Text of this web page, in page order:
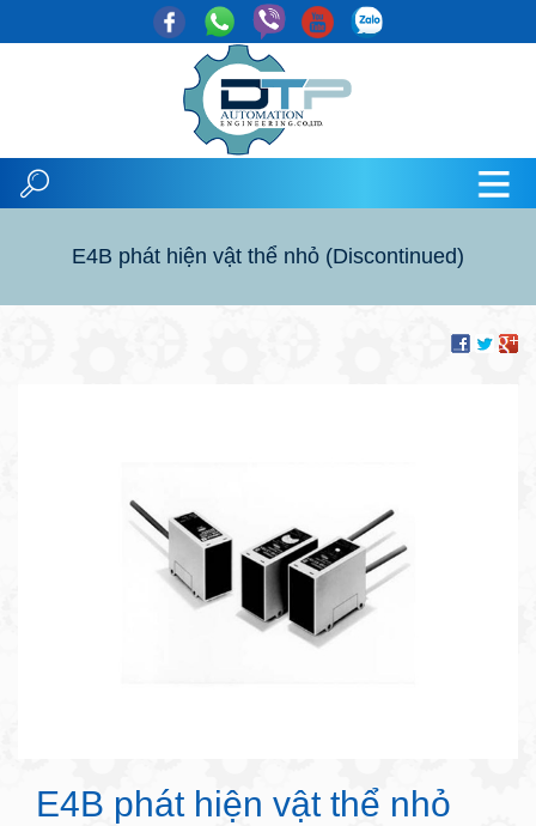
E4B phát hiện vật thể nhỏ (Discontinued)
E4B phát hiện vật thể nhỏ